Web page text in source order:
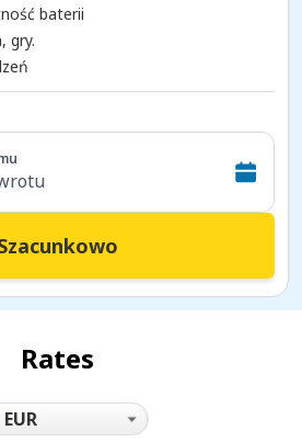
baterii
gry.
Rates